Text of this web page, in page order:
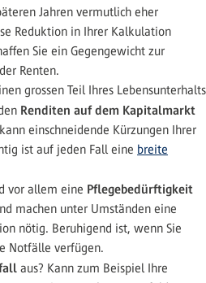
Jahren vermutlich eher
Reduktion in Ihrer Kalkulation
Sie ein Gegengewicht zur
Renten.
grossen Teil Ihres Lebensunterhalts
Renditen auf dem Kapitalmarkt
einschneidende Kürzungen Ihrer
ist auf jeden Fall eine breite
vor allem eine Pflegebedürftigkeit
machen unter Umständen eine
nötig. Beruhigend ist, wenn Sie
Notfälle verfügen.
aus? Kann zum Beispiel Ihre